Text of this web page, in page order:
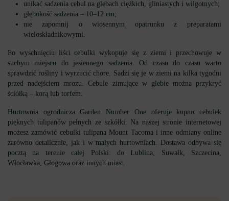
unikać sadzenia cebul na glebach ciężkich, gliniastych i wilgotnych;
głębokość sadzenia – 10–12 cm;
nie zapomnij o wiosennym opatrunku z preparatami
wieloskładnikowymi.
Po wyschnięciu liści cebulki wykopuje się z ziemi i przechowuje w
suchym miejscu do jesiennego sadzenia. Od czasu do czasu warto
sprawdzić rośliny i wyrzucić chore. Sadzi się je w ziemi na kilka tygodni
przed nadejściem mrozu. Cebule zimujące w glebie można przykryć
ściółką – korą lub torfem.
Hurtownia ogrodnicza Garden Number One oferuje kupno cebulek
pięknych tulipanów pełnych ze szkółki. Na naszej stronie internetowej
możesz zamówić cebulki tulipana Mount Tacoma i inne odmiany online
zarówno detalicznie, jak i w małych hurtowniach. Dostawa odbywa się
pocztą na terenie całej Polski: do Lublina, Suwałk, Szczecina,
Włocławka, Głogowa oraz innych miast.